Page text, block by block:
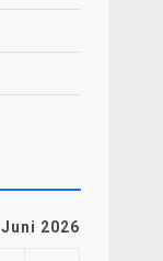
Juni 2026